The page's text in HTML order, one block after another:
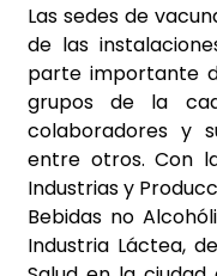
Las sedes de
de las
parte importante
grupos de la
colaboradores y
entre otros. Con
Industrias y
Bebidas no
Industria Láctea,